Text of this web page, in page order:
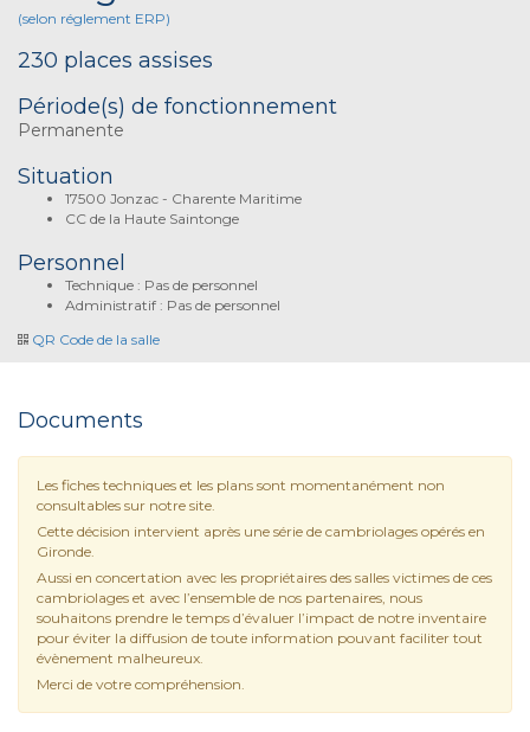
(selon réglement ERP)
230 places assises
Période(s) de fonctionnement
Permanente
Situation
17500 Jonzac - Charente Maritime
CC de la Haute Saintonge
Personnel
Technique : Pas de personnel
Administratif : Pas de personnel
QR Code de la salle
Documents
Les fiches techniques et les plans sont momentanément non
consultables sur notre site.
Cette décision intervient après une série de cambriolages opérés en
Gironde.
Aussi en concertation avec les propriétaires des salles victimes de ces
cambriolages et avec l’ensemble de nos partenaires, nous
souhaitons prendre le temps d’évaluer l’impact de notre inventaire
pour éviter la diffusion de toute information pouvant faciliter tout
évènement malheureux.
Merci de votre compréhension.